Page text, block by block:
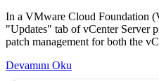
In a VMware Cloud Foundation
"Updates" tab of vCenter Server
patch management for both the
Devamını Oku